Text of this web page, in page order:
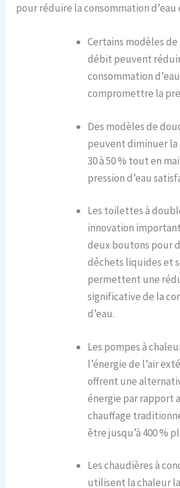
pour réduire la consommation d’eau
Certains modèles
débit peuvent
consommation
compromettre la
Des modèles de
peuvent diminuer la
30 à 50 % tout en
pression d’eau
Les toilettes à
innovation
deux boutons pour
déchets liquides et
permettent une
significative de la
d’eau.
Les pompes à
l’énergie de l’air
offrent une
énergie par rapport
chauffage
être jusqu’à 400 %
Les chaudières à
utilisent la chaleur